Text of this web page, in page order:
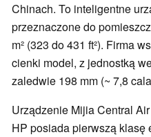
Chinach. To inteligentne
przeznaczone do
m² (323 do 431 ft²). Firma
cienki model, z jednostką
zaledwie 198 mm (~ 7,8
Urządzenie Mijia Central
HP posiada pierwszą klasę